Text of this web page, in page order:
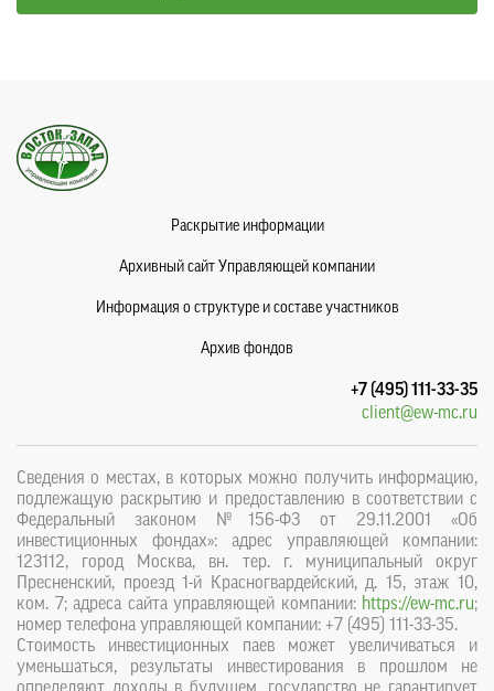
Раскрытие информации
Архивный сайт Управляющей компании
Информация о структуре и составе участников
Архив фондов
+7 (495) 111-33-35
client@ew-mc.ru
Сведения о местах, в которых можно получить информацию,
подлежащую раскрытию и предоставлению в соответствии с
Федеральный законом №156-ФЗ от 29.11.2001 «Об
инвестиционных фондах»: адрес управляющей компании:
123112, город Москва, вн. тер. г. муниципальный округ
Пресненский, проезд 1-й Красногвардейский, д. 15, этаж 10,
ком. 7; адреса сайта управляющей компании: https://ew-mc.ru;
номер телефона управляющей компании: +7 (495) 111-33-35.
Стоимость инвестиционных паев может увеличиваться и
уменьшаться, результаты инвестирования в прошлом не